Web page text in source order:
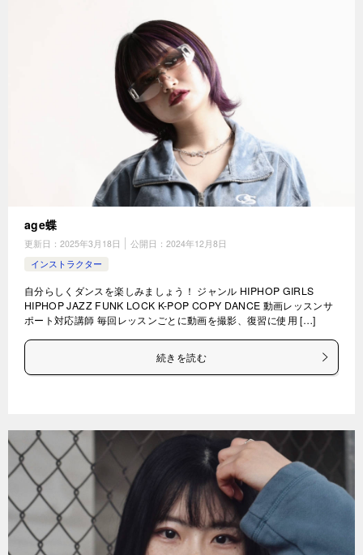
age蝶
更新日： 2025年3月18日 公開日： 2024年12月8日
インストラクター
自分らしくダンスを楽しみましょう！ ジャンル HIPHOP GIRLS
HIPHOP JAZZ FUNK LOCK K-POP COPY DANCE 動画レッスンサ
ポート対応講師 毎回レッスンごとに動画を撮影、復習に使用 […]
続きを読む